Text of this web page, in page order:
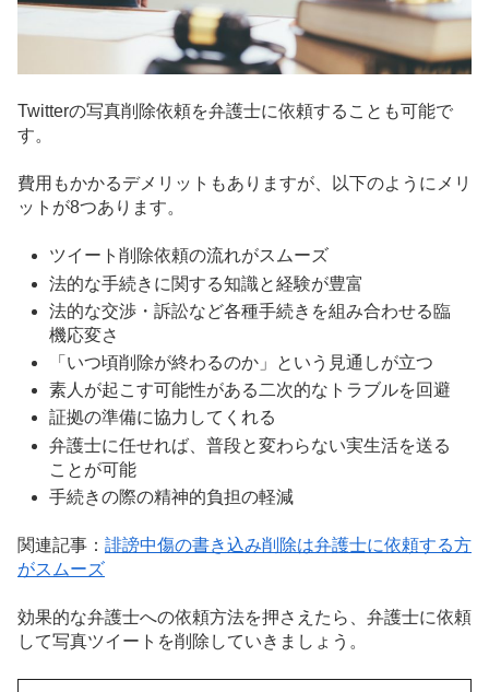
Twitterの写真削除依頼を弁護士に依頼することも可能で
す。
費用もかかるデメリットもありますが、以下のようにメリ
ットが8つあります。
ツイート削除依頼の流れがスムーズ
法的な手続きに関する知識と経験が豊富
法的な交渉・訴訟など各種手続きを組み合わせる臨
機応変さ
「いつ頃削除が終わるのか」という見通しが立つ
素人が起こす可能性がある二次的なトラブルを回避
証拠の準備に協力してくれる
弁護士に任せれば、普段と変わらない実生活を送る
ことが可能
手続きの際の精神的負担の軽減
関連記事： 誹謗中傷の書き込み削除は弁護士に依頼する方
がスムーズ
効果的な弁護士への依頼方法を押さえたら、弁護士に依頼
して写真ツイートを削除していきましょう。